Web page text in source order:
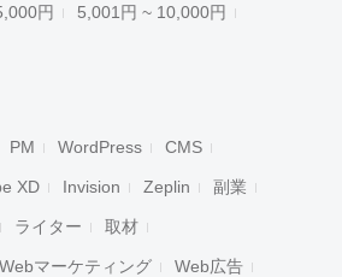
円 5,001円 ~ 10,000円
PM WordPress CMS
XD Invision Zeplin 副業
ライター 取材
Webマーケティング Web広告